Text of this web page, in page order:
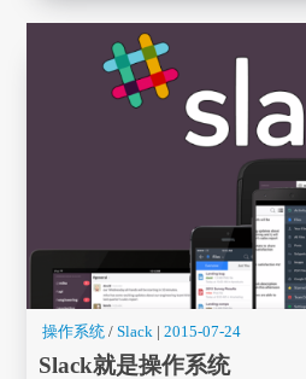
操作系统 / Slack |2015-07-24
Slack就是操作系统